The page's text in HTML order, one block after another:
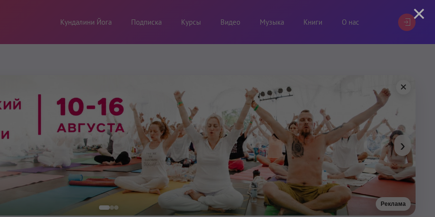
Кундалини Йога Подписка Курсы Видео Музыка Книги О нас
Реклама
×
›
×